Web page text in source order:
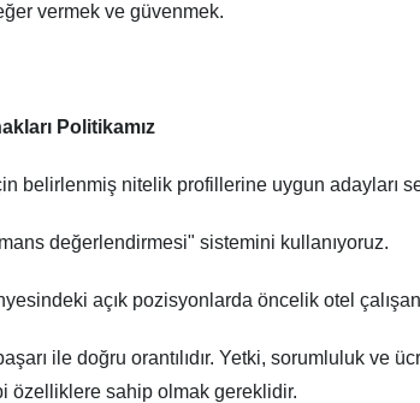
vermek ve güvenmek.
Politikamız
belirlenmiş nitelik profillerine uygun adayları
değerlendirmesi" sistemini kullanıyoruz.
açık pozisyonlarda öncelik otel
ile doğru orantılıdır. Yetki, sorumluluk ve
özelliklere sahip olmak gereklidir.